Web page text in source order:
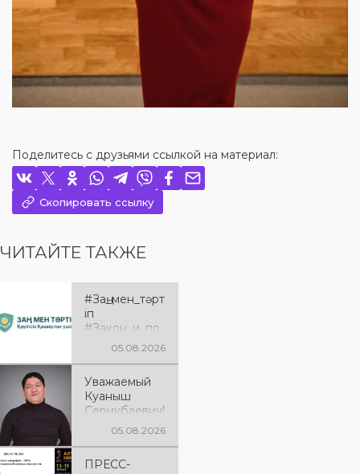
Поделитесь с друзьями ссылкой на материал:
Скопировать ссылку
ЧИТАЙТЕ ТАКЖЕ
#Заң_мен_тәрт
іп
#Закон_и_по
рядок05.08.2026
Уважаемый
Куаныш
Серикбаевич!
От всей
Вас с днём
05.08.2026
ПРЕСС-